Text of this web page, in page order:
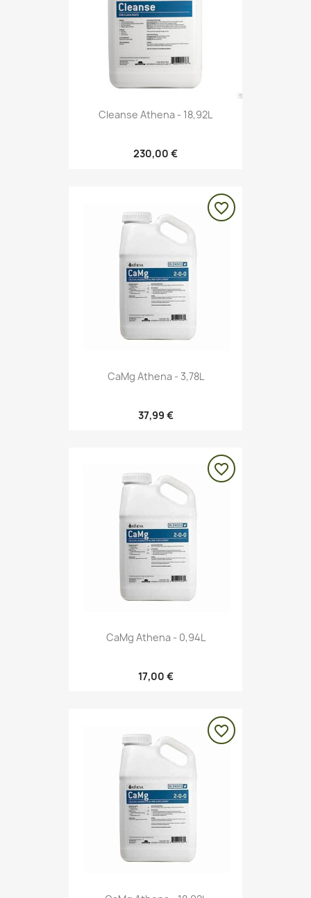
Cleanse Athena - 18,92L
230,00 €
CaMg Athena - 3,78L
37,99 €
favorite_border
CaMg Athena - 0,94L
17,00 €
favorite_border
favorite_border